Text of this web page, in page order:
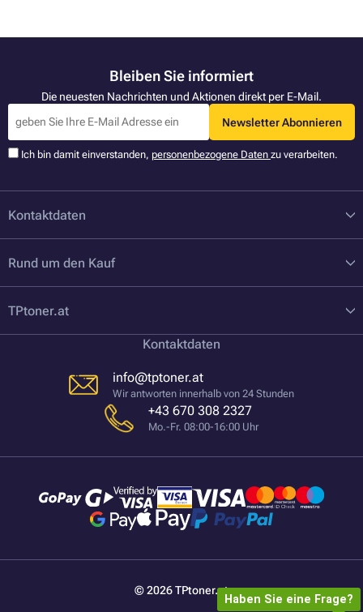
Bleiben Sie informiert
Die neuesten Nachrichten und Aktionen direkt per E-Mail.
Newsletter Abonnieren
Ich bin damit einverstanden, personenbezogene Daten zu verarbeiten.
Kontaktdaten
Rund um den Kauf
TPtoner.at
Kontaktdaten
info@tptoner.at
Wir antworten innerhalb von 24 Stunden
+43 670 308 2327
Mo.-Fr. 08:00-16:00 Uhr
© 2026 TPtoner.at
Haben Sie eine Frage?